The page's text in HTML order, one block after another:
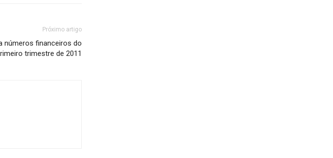
Próximo artigo
números financeiros do
trimestre de 2011